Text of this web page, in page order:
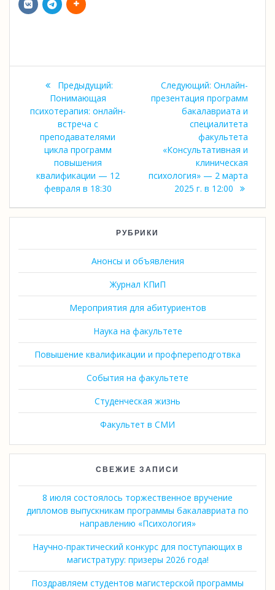
Навигация
по
записям
Предыдущий:Предыдущая
Понимающая
психотерапия: онлайн-
встреча с
преподавателями
цикла программ
повышения
квалификации — 12
февраля в 18:30
Следующий: Следующая
запись:
Онлайн-
презентация программ
бакалавриата и
специалитета
факультета
«Консультативная и
клиническая
психология» — 2 марта
2025 г. в 12:00
РУБРИКИ
Анонсы и объявления
Журнал КПиП
Мероприятия для абитуриентов
Наука на факультете
Повышение квалификации и профпереподготвка
События на факультете
Студенческая жизнь
Факультет в СМИ
СВЕЖИЕ ЗАПИСИ
8 июля состоялось торжественное вручение
дипломов выпускникам программы бакалавриата по
направлению «Психология»
Научно-практический конкурс для поступающих в
магистратуру: призеры 2026 года!
Поздравляем студентов магистерской программы